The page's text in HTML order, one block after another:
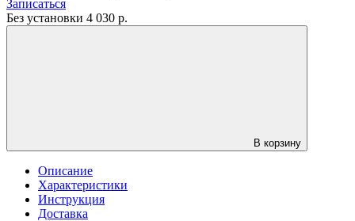
Записаться
Без установки 4 030 р.
В корзину
Описание
Характеристики
Инструкция
Доставка